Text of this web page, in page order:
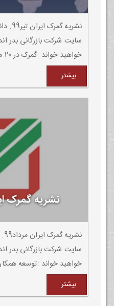
نشریه
سایت شرکت بازرگانی بدر
چشمگیری داشته است
بیشتر
نشریه گمرک
سایت شرکت بازرگانی بدر
خواهید خواند :توسعه
با عراق و جمهوری آذربایجان.
بیشتر